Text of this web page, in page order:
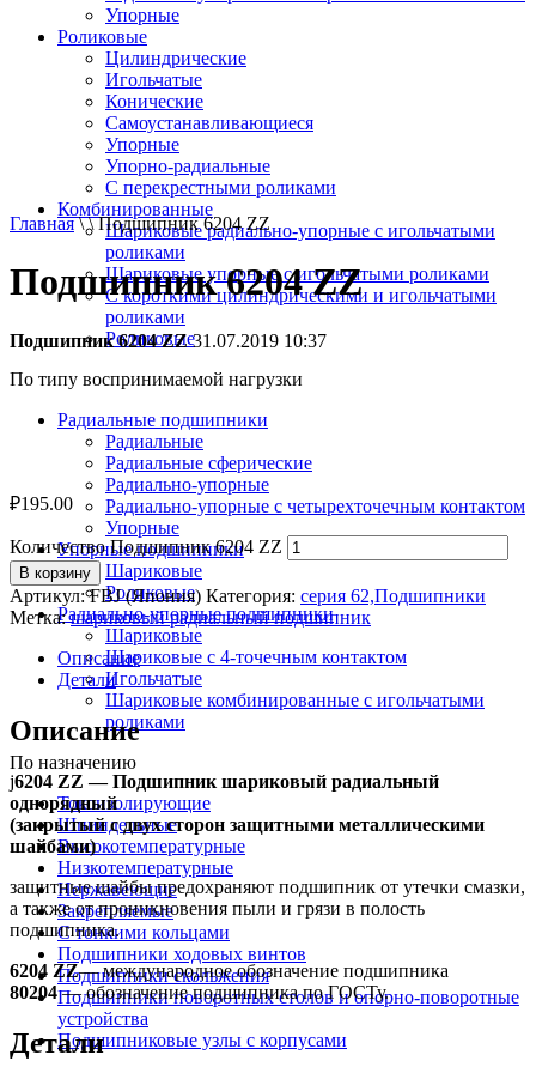
Упорные
Роликовые
Цилиндрические
Игольчатые
Конические
Самоустанавливающиеся
Упорные
Упорно-радиальные
C перекрестными роликами
Комбинированные
Шариковые радиально-упорные с игольчатыми
роликами
Шариковые упорные с игольчатыми роликами
С короткими цилиндрическими и игольчатыми
роликами
Роликовые
По типу воспринимаемой нагрузки
Радиальные подшипники
Радиальные
Радиальные сферические
Радиально-упорные
Радиально-упорные с четырехточечным контактом
Упорные
Упорные подшипники
Шариковые
Роликовые
Радиально-упорные подшипники
Шариковые
Шариковые с 4-точечным контактом
Игольчатые
Шариковые комбинированные с игольчатыми
роликами
По назначению
Токоизолирующие
Шпиндельные
Высокотемпературные
Низкотемпературные
Нержавеющие
Закрепляемые
С тонкими кольцами
Подшипники ходовых винтов
Подшипники скольжения
Подшипники поворотных столов и опорно-поворотные
устройства
Подшипниковые узлы с корпусами
Главная\ \ Подшипник 6204 ZZ
Подшипник 6204 ZZ
Подшипник 6204 ZZ31.07.2019 10:37
₽195.00
Количество Подшипник 6204 ZZ
В корзину
Артикул:FBJ (Япония) Категория: серия 62,Подшипники
Метка:шариковый радиальный подшипник
Описание
Детали
Описание
ј6204 ZZ — Подшипник шариковый радиальный
однорядный
(закрытый с двух сторон защитными металлическими
шайбами)
защитные шайбы предохраняют подшипник от утечки смазки,
а также от проникновения пыли и грязи в полость
подшипника.
6204 ZZ— международное обозначение подшипника
80204— обозначение подшипника по ГОСТу.
Детали